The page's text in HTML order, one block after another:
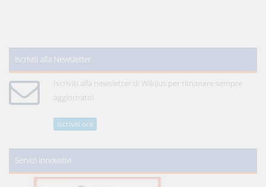
Iscriviti alla Newsletter
Iscriviti alla newsletter di WikiJus per rimanere sempre
aggiornato!
Iscriviti ora
Servizi innovativi